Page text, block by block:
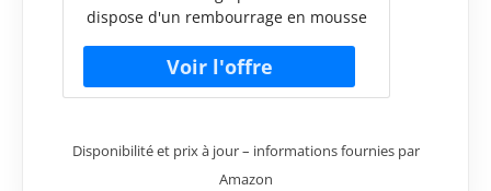
hauteur réglable avec sac de
transport et pied en
aluminium pouvant supporter
jusqu'à
dispose d'un rembourrage en mousse
d'épaisseur, le dessus de la table est
composé d'un rembourrage en
drapée dans un cuir PU luxueux,
durable, doux et facile à nettoyer,
Disponibilité et prix à jour – informations fournies par
Amazon